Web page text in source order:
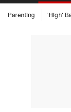
Parenting 'High'